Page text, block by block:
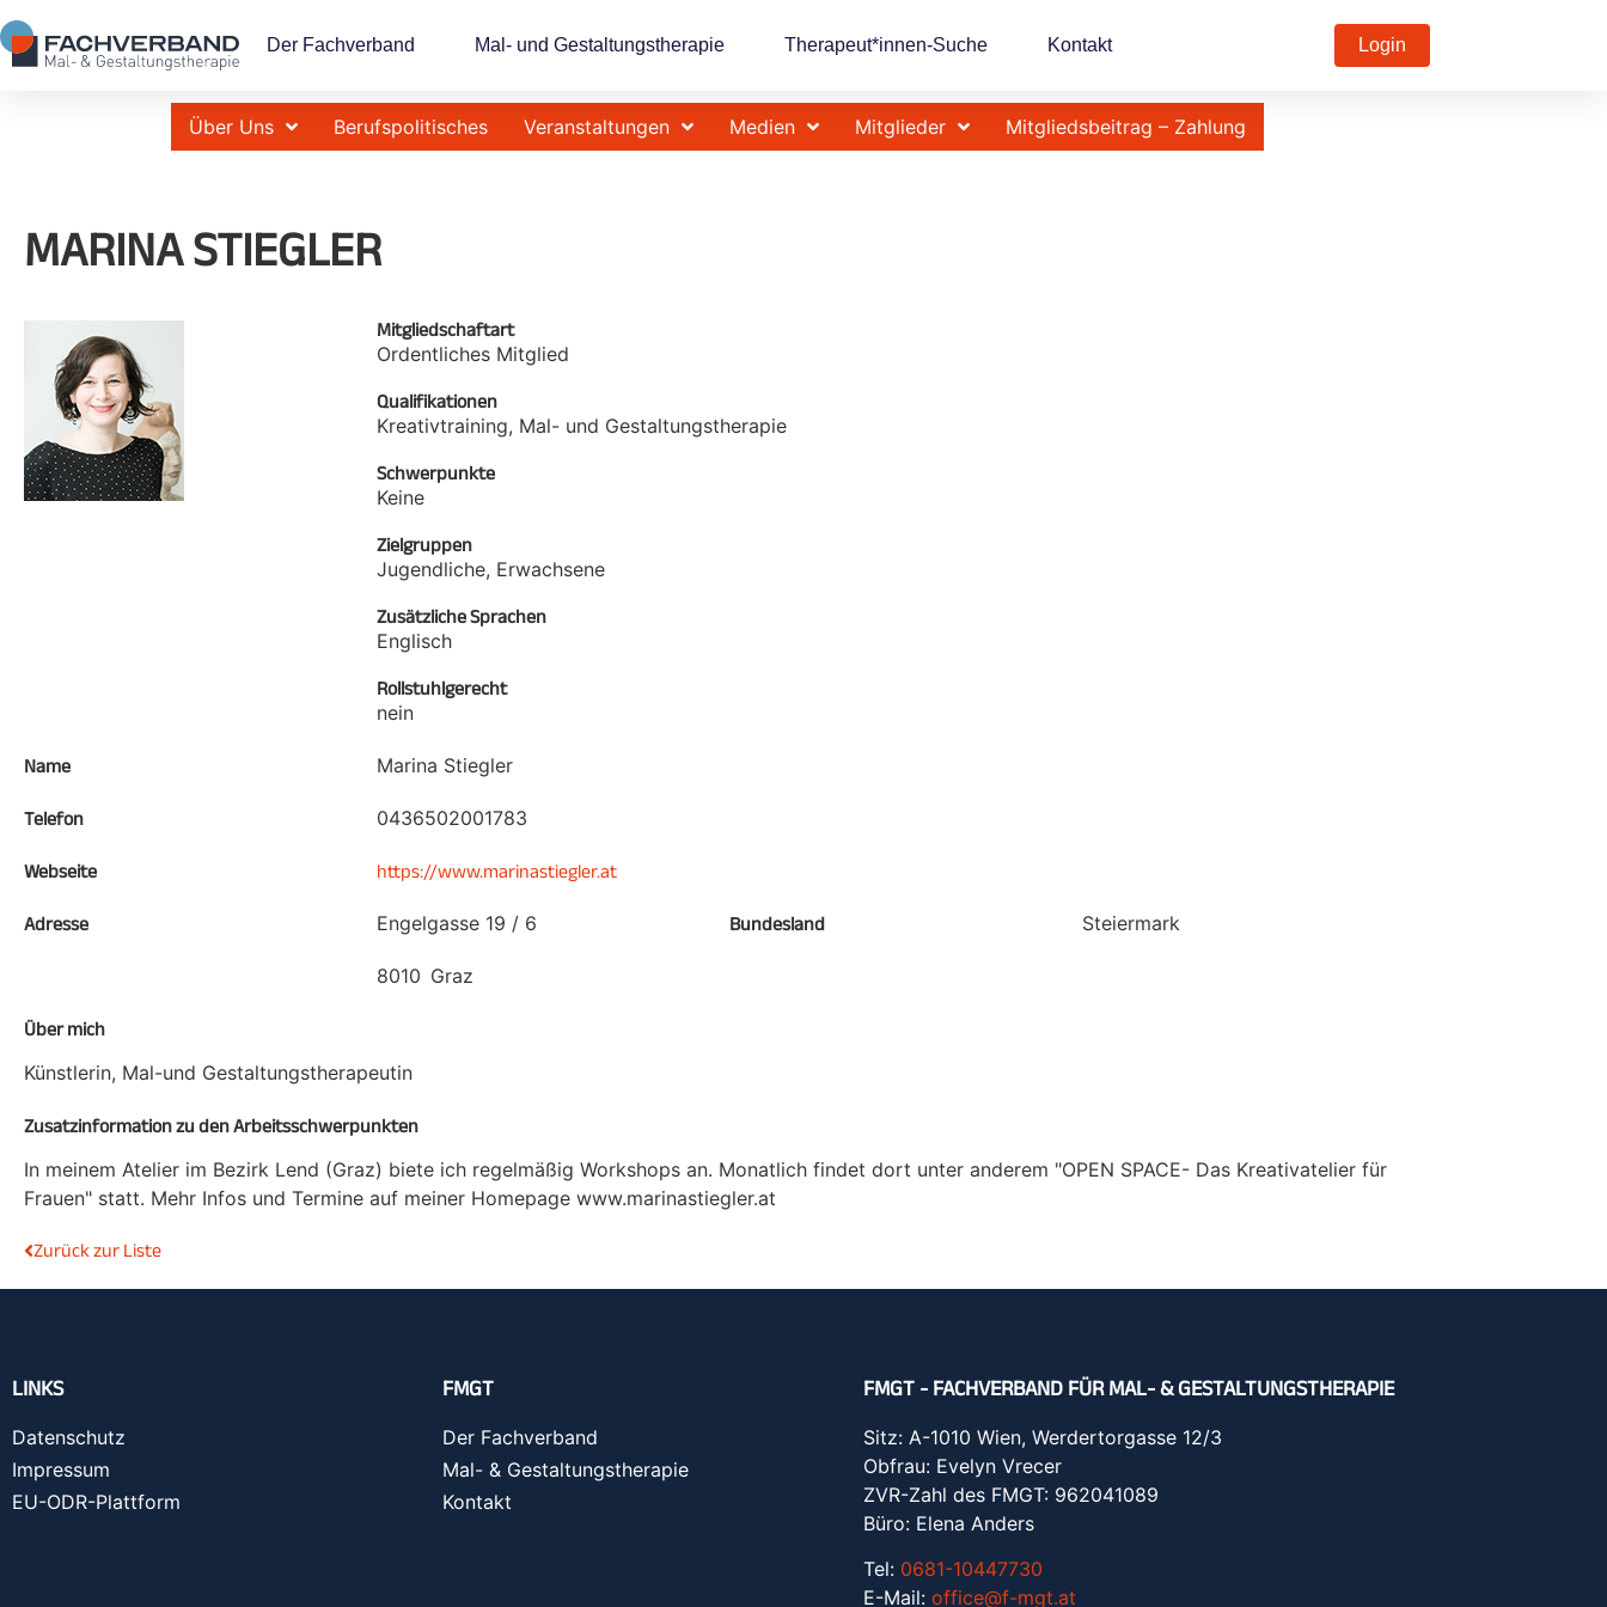
Der Fachverband Mal- und Gestaltungstherapie Therapeut*innen-Suche Kontakt Login
Über Uns Berufspolitisches Veranstaltungen Medien Mitglieder Mitgliedsbeitrag – Zahlung
MARINA STIEGLER
Mitgliedschaftart
Ordentliches Mitglied
Qualifikationen
Kreativtraining, Mal- und Gestaltungstherapie
Schwerpunkte
Keine
Zielgruppen
Jugendliche, Erwachsene
Zusätzliche Sprachen
Englisch
Rollstuhlgerecht
nein
Name Marina Stiegler
Telefon 0436502001783
Webseite https://www.marinastiegler.at
Adresse Engelgasse 19 / 6
8010 Graz
Bundesland Steiermark
Über mich
Künstlerin, Mal-und Gestaltungstherapeutin
Zusatzinformation zu den Arbeitsschwerpunkten
In meinem Atelier im Bezirk Lend (Graz) biete ich regelmäßig Workshops an. Monatlich findet dort unter anderem "OPEN SPACE- Das Kreativatelier für
Frauen" statt. Mehr Infos und Termine auf meiner Homepage www.marinastiegler.at
Zurück zur Liste
LINKS
Datenschutz
Impressum
EU-ODR-Plattform
FMGT
Der Fachverband
Mal- & Gestaltungstherapie
Kontakt
FMGT - FACHVERBAND FÜR MAL- & GESTALTUNGSTHERAPIE
Sitz: A-1010 Wien, Werdertorgasse 12/3
Obfrau: Evelyn Vrecer
ZVR-Zahl des FMGT: 962041089
Büro: Elena Anders
Tel: 0681-10447730
E-Mail: office@f-mgt.at